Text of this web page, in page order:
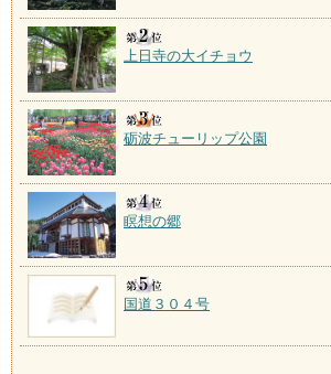
上日寺の大イチョウ
砺波チューリップ公園
瞑想の郷
国道３０４号